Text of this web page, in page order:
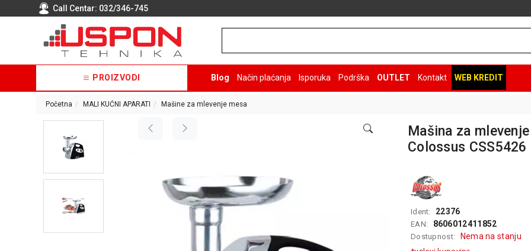
Call Centar: 032/346-745
PROIZVODI Blog Način plaćanja Isporuka Podrška OUTLET Kontakt WEB KREDIT
Početna MALI KUĆNI APARATI Mašine za mlevenje mesa
Mašina za
Colossus
Ident: 22376
EAN: 8606012411852
Dostupnost: Nema na stanju